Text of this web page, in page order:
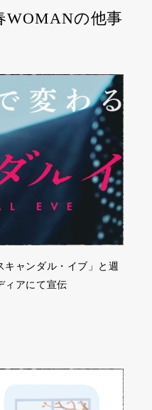
WOMANの他事
ャンダル・イブ」と週
ィアにて宣伝